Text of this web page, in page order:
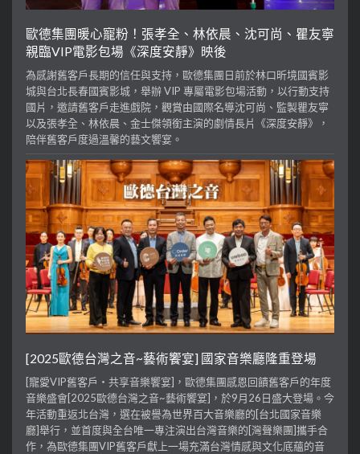
歐德集團暖心寵粉！張孝全、林依晨、沈可尚、瞿友寧
親臨VIP電影包場《深度安靜》映後
為感謝舊客戶長期的信任與支持，歐德集團日前於林口昕境國賓影
城與台北長春國賓影城，舉辦 VIP 專屬電影包場活動，以行動支持
國片，邀請舊客戶走進戲院，觀賞由國際名導沈可尚、監製瞿友寧
以及張孝全、林依晨、金士傑領銜主演的劇情長片《深度安靜》，
陪伴舊客戶度過溫馨的藝文饗宴。
[2025歐德台灣之音~藝術饗宴] 國家音樂廳隆重登場
[寵愛VIP舊客戶・共享音樂饗宴]，歐德集團感恩回饋舊客戶的年度
音樂盛會[2025歐德台灣之音~藝術饗宴]，於9月26日盛大登場。今
年活動重返北台灣，選在被譽為世界百大音樂廳的[台北國家音樂
廳]舉行，並首度與全台唯一專注演出台灣音樂的[灣聲樂團]攜手合
作，為歐德集團VIP舊客戶獻上一場充滿台灣情感與文化底蘊的音